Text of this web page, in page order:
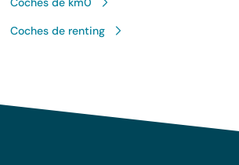
Coches de renting